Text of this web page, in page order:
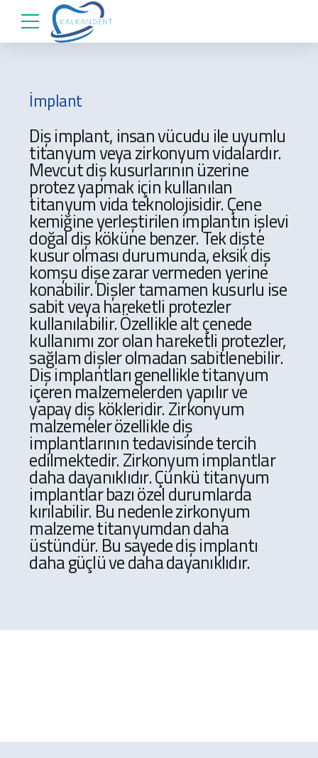
İmplant
Diş implant, insan vücudu ile uyumlu
titanyum veya zirkonyum vidalardır.
Mevcut diş kusurlarının üzerine
protez yapmak için kullanılan
titanyum vida teknolojisidir. Çene
kemiğine yerleştirilen implantın işlevi
doğal diş köküne benzer. Tek dişte
kusur olması durumunda, eksik diş
komşu dişe zarar vermeden yerine
konabilir. Dişler tamamen kusurlu ise
sabit veya hareketli protezler
kullanılabilir. Özellikle alt çenede
kullanımı zor olan hareketli protezler,
sağlam dişler olmadan sabitlenebilir.
Diş implantları genellikle titanyum
içeren malzemelerden yapılır ve
yapay diş kökleridir. Zirkonyum
malzemeler özellikle diş
implantlarının tedavisinde tercih
edilmektedir. Zirkonyum implantlar
daha dayanıklıdır. Çünkü titanyum
implantlar bazı özel durumlarda
kırılabilir. Bu nedenle zirkonyum
malzeme titanyumdan daha
üstündür. Bu sayede diş implantı
daha güçlü ve daha dayanıklıdır.